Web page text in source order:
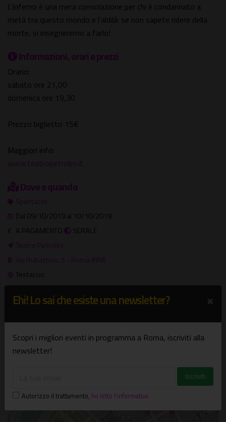
L'inferno è una mera consolazione per chi è condannato a
metà tra questo mondo e l'aldilà: se non sapete ridere della
morte, vi insegneremo a farlo!
Informazioni, orari e prezzi
Orario:
sabato ore 21,00
domenica ore 19,30
Prezzo biglietto 15€
Maggiori info:
www.teatropetrolini.it
Dove e quando
Spettacoli
Dal 09/10/2019 al 10/10/2019
A PAGAMENTO
SERALE
Teatro Petrolini
Via Rubattino, 5 - Roma (RM)
Testaccio
Teatro Petrolini
×
+
Ehi! Lo sai che esiste una newsletter?
Scopri i migliori eventi in programma a Roma, iscriviti alla
newsletter!
Autorizzo il trattamento, ho letto l'informativa